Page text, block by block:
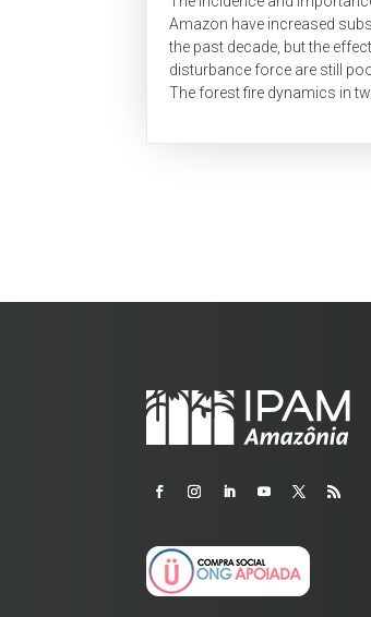
Amazon have increased
the past decade, but the
disturbance force are still
The forest fire dynamics in